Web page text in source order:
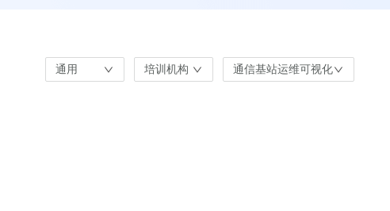
通用 培训机构 通信基站运维可视化